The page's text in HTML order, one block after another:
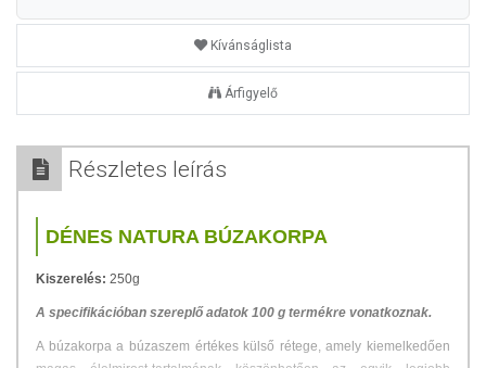
Kívánságlista
Árfigyelő
Részletes leírás
DÉNES NATURA BÚZAKORPA
Kiszerelés: 250g
A specifikációban szereplő adatok 100 g termékre vonatkoznak.
A búzakorpa a búzaszem értékes külső rétege, amely kiemelkedően